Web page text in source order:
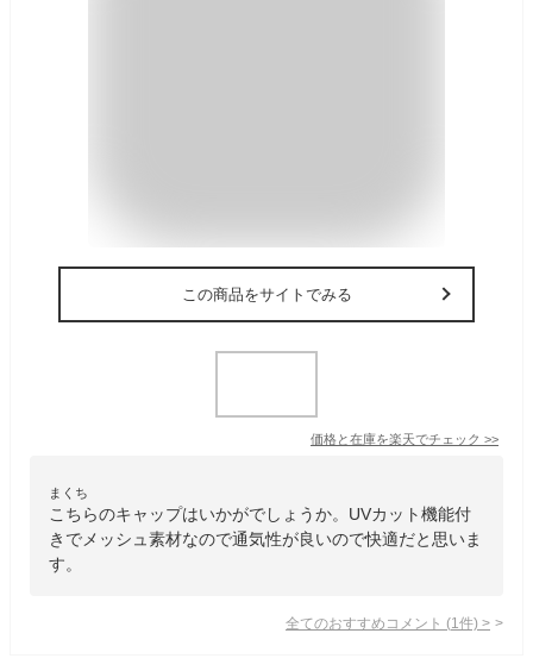
この商品をサイトでみる
価格と在庫を楽天でチェック >>
まくち
こちらのキャップはいかがでしょうか。UVカット機能付
きでメッシュ素材なので通気性が良いので快適だと思いま
す。
全てのおすすめコメント (1 件) >